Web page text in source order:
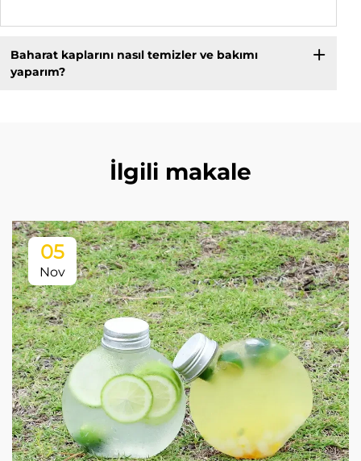
Baharat kaplarını nasıl temizler ve bakımı
yaparım?
İlgili makale
05
Nov